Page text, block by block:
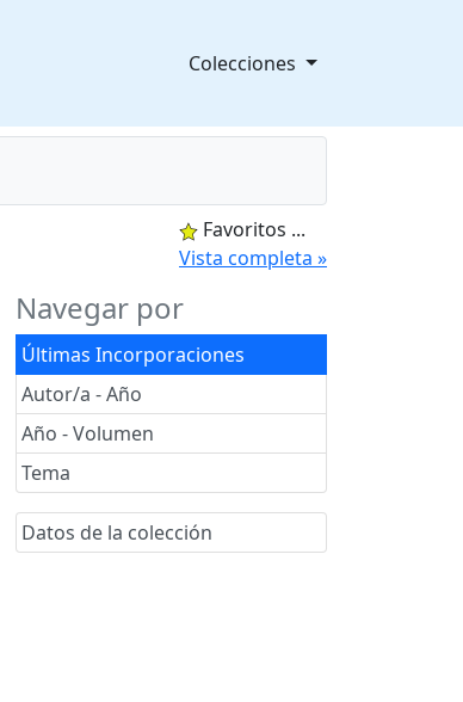
Colecciones
Favoritos ...
Vista completa »
Navegar por
Últimas Incorporaciones
Autor/a - Año
Año - Volumen
Tema
Datos de la colección